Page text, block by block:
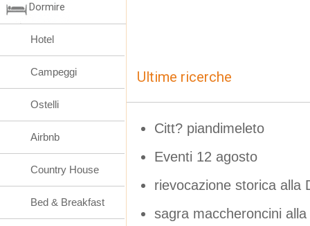
Ultime ricerche
Citt? piandimeleto
Eventi 12 agosto
rievocazione storica alla
sagra maccheroncini
Dormire
Hotel
Campeggi
Ostelli
Airbnb
Country House
Bed & Breakfast